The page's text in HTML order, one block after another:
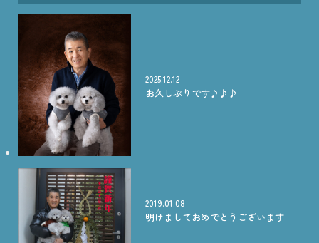
2025.12.12
お久しぶりです♪♪♪
2019.01.08
明けましておめでとうございます